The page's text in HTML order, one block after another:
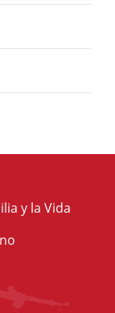
y la Vida